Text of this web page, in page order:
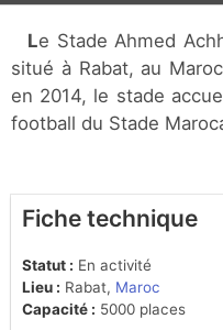
Le Stade Ahmed Achhoud est un stade de football
situé à Rabat, au
en 2014, le stade
football du Stade
Fiche technique
Statut : En activité
Lieu : Rabat, Maroc
Capacité : 5000 places